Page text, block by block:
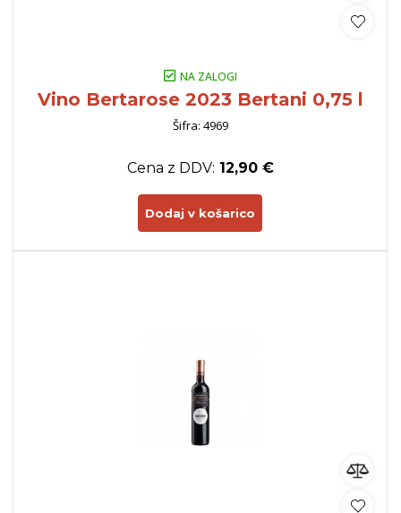
NA ZALOGI
Vino Bertarose 2023 Bertani 0,75 l
Šifra: 4969
Cena z DDV: 12,90 €
Dodaj v košarico